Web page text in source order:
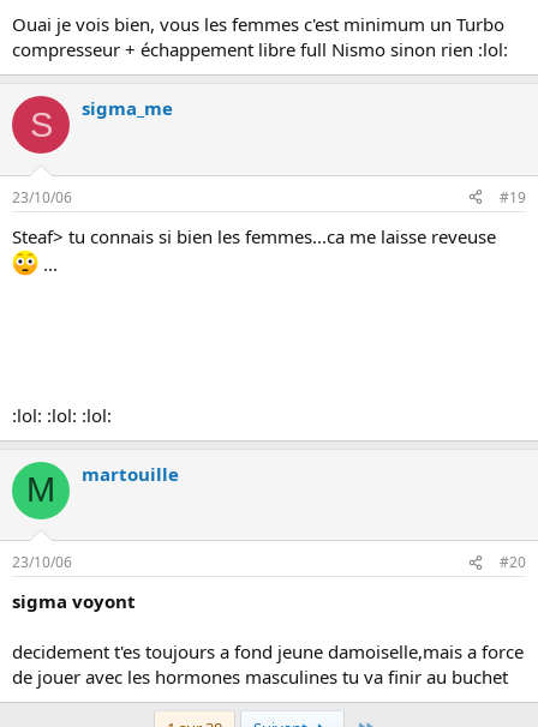
Dommage :lol: :lol: :lol:
Pour les spacers je dirais que c'est la meme question que pour le
Ouai je vois bien, vous les femmes c'est minimum un Turbo
compresseur + échappement libre full Nismo sinon rien :lol:
S sigma_me
23/10/06 #19
Steaf> tu connais si bien les femmes...ca me laisse reveuse
...
:lol: :lol: :lol:
M martouille
23/10/06 #20
sigma voyont
decidement t'es toujours a fond jeune damoiselle,mais a force
de jouer avec les hormones masculines tu va finir au buchet